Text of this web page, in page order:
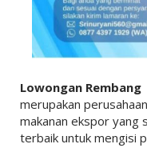
Lowongan Rembang|
merupakan
makanan ekspor yang
terbaik untuk mengisi